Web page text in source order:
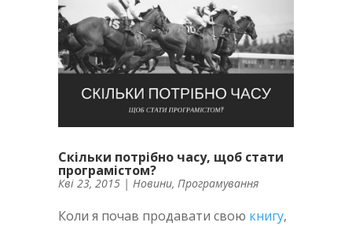
Скільки потрібно часу, щоб стати
програмістом?
Кві 23, 2015 | Новини, Програмування
Коли я почав продавати свою книгу,